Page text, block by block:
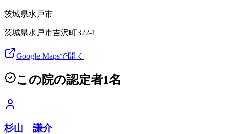
茨城県水戸市
茨城県水戸市吉沢町322-1
Google Mapsで開く
この院の認定者1名
杉山 謙介